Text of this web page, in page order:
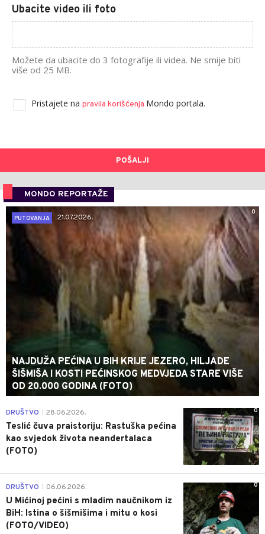
Ubacite video ili foto
Možete da ubacite do 3 fotografije ili videa. Ne smije biti
više od 25 MB.
Pristajete na pravila korišćenja Mondo portala.
POŠALJI
MONDO REPORTAŽE
0
PUTOVANJA
21.07.2026.
NAJDUŽA PEĆINA U BIH KRIJE JEZERO, HILJADE
ŠIŠMIŠA I KOSTI PEĆINSKOG MEDVJEDA STARE VIŠE
OD 20.000 GODINA (FOTO)
0
DRUŠTVO 28.06.2026.
Teslić čuva praistoriju: Rastuška pećina
kao svjedok života neandertalaca
(FOTO)
0
DRUŠTVO 06.06.2026.
U Mićinoj pećini s mladim naučnikom iz
BiH: Istina o šišmišima i mitu o kosi
(FOTO/VIDEO)